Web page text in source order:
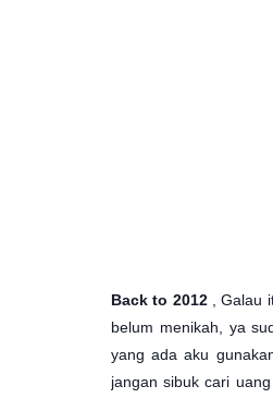
Back to 2012, Galau
belum menikah, ya
yang ada aku
jangan sibuk cari